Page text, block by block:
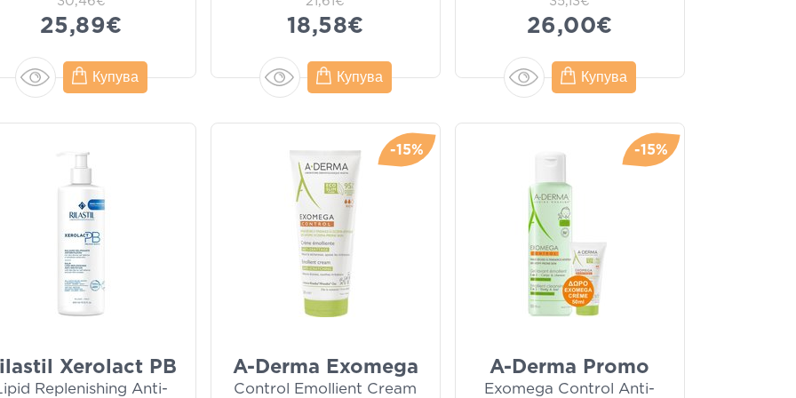
25,89€
Купува
18,58€
Купува
26,00€
Купува
Xerolact PB
Replenishing Anti-
-15%
A-Derma Exomega
Control Emollient Cream
-15%
A-Derma Promo
Exomega Control Anti-